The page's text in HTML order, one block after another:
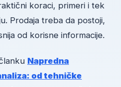
koraci, primeri i tek
Prodaja treba da postoji,
od korisne informacije.
Napredna
od tehničke